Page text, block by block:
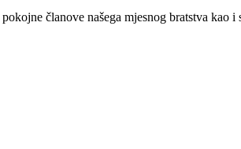
članove našega mjesnog bratstva kao i